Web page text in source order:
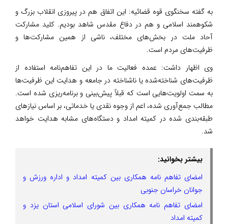
به گفته سخنگوی قوه قضائیه: این اتفاق هم در پیروزی انقلاب بزرگ و
شکوهمند اسلامی و هم در دفاع مقدس شاهد بودیم. کلید مشارکت
آحاد ملت در بخش‌های مختلف، ناشی از همین مشارکت‌ها و
ظرفیت‌های مردم است.
وی اظهار داشت: عمده فعالیت ما در این تفاهم‌نامه استفاده از
ظرفیت‌های شناخته‌شده یا ناشناخته در جامعه و هدایت این ظرفیت‌ها
به سمت اولویت‌هایی است که قبلاً پیش‌بینی و برنامه‌ریزی شده است.
مطالب جمع‌آوری شده، اعم از وجوه نقدی یا خدماتی، بر اساس نیازهای
طبقه‌بندی شده در کمیته امداد و دستگاه‌های مشابه هدایت خواهد
شد.
بیشتر بخوانید:
امضای تفاهم‌ نامه همکاری بین کمیته امداد و اداره ورزش و
جوانان خراسان جنوبی
امضای تفاهم ‌نامه همکاری بین شورای اسلامی استان یزد و
کمیته امداد